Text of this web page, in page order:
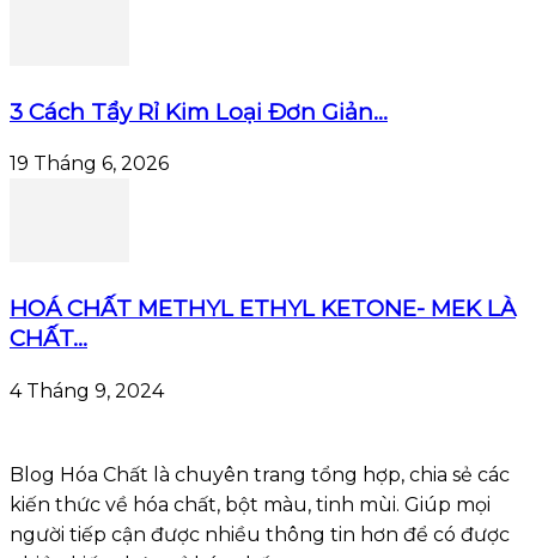
3 Cách Tẩy Rỉ Kim Loại Đơn Giản...
19 Tháng 6, 2026
HOÁ CHẤT METHYL ETHYL KETONE- MEK LÀ
CHẤT...
4 Tháng 9, 2024
Blog Hóa Chất là chuyên trang tổng hợp, chia sẻ các
kiến thức về hóa chất, bột màu, tinh mùi. Giúp mọi
người tiếp cận được nhiều thông tin hơn để có được